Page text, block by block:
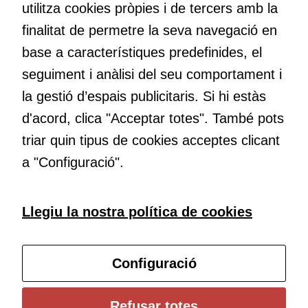
maneres de fer-ho i generar plegats idees innovadores.
Educació
transformació. Volem contribuir a millorar-la impulsant
metodologies docents actives i ambients d’aprenentatge
dinàmics.
Subscriu-te al butlletí
Configura les cookies
Universitat de Girona
utilitza cookies pròpies i de tercers amb la
finalitat de permetre la seva navegació en
base a característiques predefinides, el
seguiment i anàlisi del seu comportament i
la gestió d’espais publicitaris. Si hi estàs
d'acord, clica "Acceptar totes". També pots
triar quin tipus de cookies acceptes clicant
a "Configuració".
Llegiu la nostra política de cookies
Configuració
aquestes
cookies,
algunes
funcionalitats
desapareixeran
del lloc web.
Cookies de
publicitaris
relacionats
l'usuari, bé
directament,
bé per mitjà